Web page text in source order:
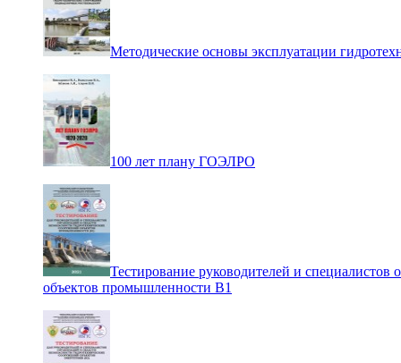
Методические основы эксплуатации
100 лет плану ГОЭЛРО
Тестирование руководителей и специалистов
объектов промышленности В1